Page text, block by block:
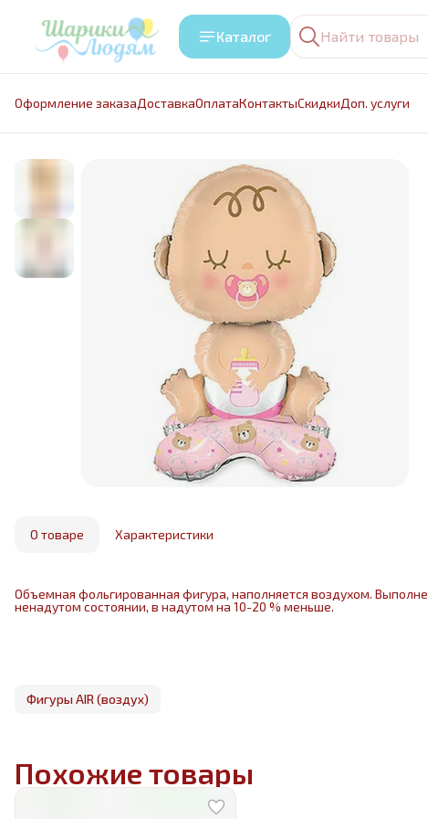
Каталог
Оформление заказаДоставкаОплатаКонтактыCкидкиДоп. услуги
О товаре Характеристики
Объемная фольгированная фигура, наполняется воздухом.
ненадутом состоянии, в надутом на 10-20 % меньше.
Фигуры AIR (воздух)
Похожие товары